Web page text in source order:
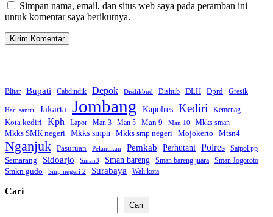
Simpan nama, email, dan situs web saya pada peramban ini
untuk komentar saya berikutnya.
Blitar Bupati Cabdindik Depok Disdikbud Dishub DLH Dprd Gresik
Hari santri Jakarta Jombang Kapolres Kediri Kemenag
Kota kediri Kph Lapor Man 3 Man 5 Man 9 Man 10 Mkks sman
Mkks SMK negeri Mkks smpn Mkks smp negeri Mojokerto Mtsn4
Nganjuk Pasuruan Pelantikan Pemkab Perhutani Polres Satpol pp
Semarang Sidoarjo Sman3 Sman bareng Sman bareng juara Sman Jogoroto
Smkn gudo Smp negeri 2 Surabaya Wali kota
Cari
Cari